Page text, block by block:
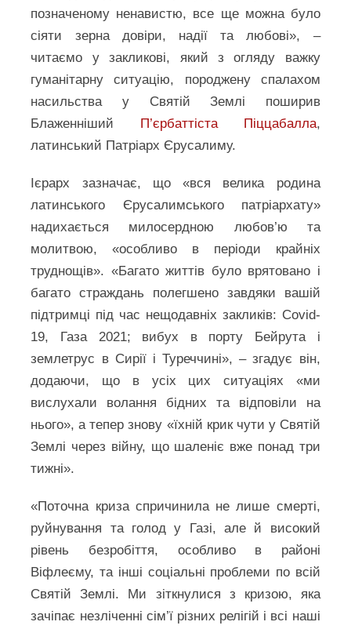
позначеному ненавистю, все ще можна було
сіяти зерна довіри, надії та любові», –
читаємо у закликові, який з огляду важку
гуманітарну ситуацію, породжену спалахом
насильства у Святій Землі поширив
Блаженніший П’єрбаттіста Піццабалла,
латинський Патріарх Єрусалиму.
Ієрарх зазначає, що «вся велика родина
латинського Єрусалимського патріархату»
надихається милосердною любов’ю та
молитвою, «особливо в періоди крайніх
труднощів». «Багато життів було врятовано і
багато страждань полегшено завдяки вашій
підтримці під час нещодавніх закликів: Covid-
19, Газа 2021; вибух в порту Бейрута і
землетрус в Сирії і Туреччині», – згадує він,
додаючи, що в усіх цих ситуаціях «ми
вислухали волання бідних та відповіли на
нього», а тепер знову «їхній крик чути у Святій
Землі через війну, що шаленіє вже понад три
тижні».
«Поточна криза спричинила не лише смерті,
руйнування та голод у Газі, але й високий
рівень безробіття, особливо в районі
Віфлеєму, та інші соціальні проблеми по всій
Святій Землі. Ми зіткнулися з кризою, яка
зачіпає незліченні сім’ї різних релігій і всі наші